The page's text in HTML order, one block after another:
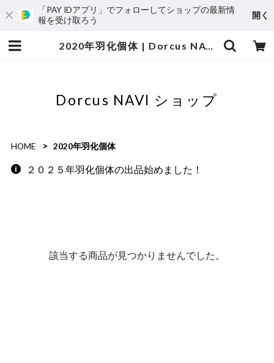
「PAY IDアプリ」でフォローしてショップの最新情
報を受け取ろう
開く
2020年羽化個体 | Dorcus NAVI ショップ
Dorcus NAVI ショップ
HOME 2020年羽化個体
２０２５年羽化個体の出品始めました！
該当する商品が見つかりませんでした。